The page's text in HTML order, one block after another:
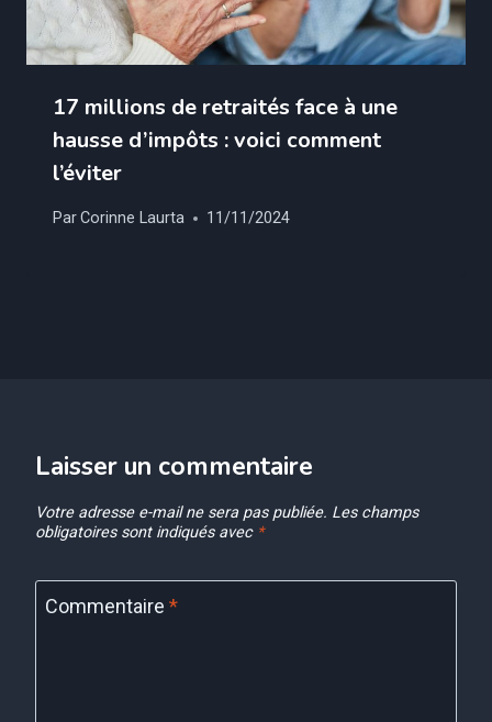
17 millions de retraités face à une
hausse d’impôts : voici comment
l’éviter
ParCorinne Laurta 11/11/2024
Laisser un commentaire
Votre adresse e-mail ne sera pas publiée. Les champs
obligatoires sont indiqués avec *
Commentaire *